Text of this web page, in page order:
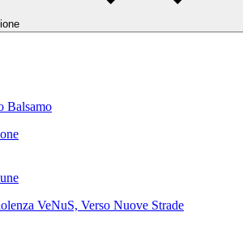
Balsamo
VeNuS, Verso Nuove Strade